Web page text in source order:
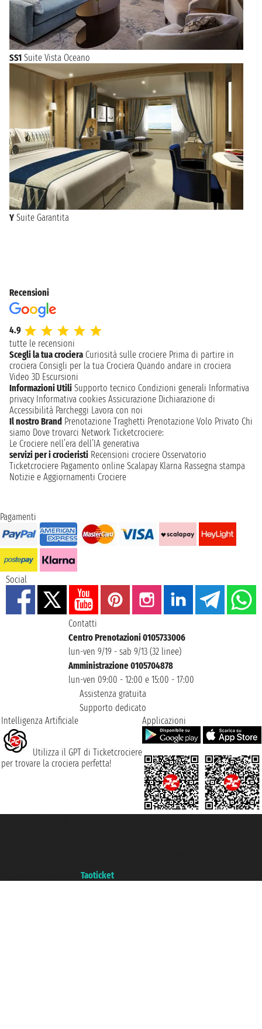
SS1 Suite Vista Oceano
Y Suite Garantita
Recensioni
4.9
tutte le recensioni
Scegli la tua crociera Curiosità sulle crociere Prima di partire in
crociera Consigli per la tua Crociera Quando andare in crociera
Video 3D Escursioni
Informazioni Utili Supporto tecnico Condizioni generali Informativa
privacy Informativa cookies Assicurazione Dichiarazione di
Accessibilità Parcheggi Lavora con noi
Il nostro Brand Prenotazione Traghetti Prenotazione Volo Privato Chi
siamo Dove trovarci Network Ticketcrociere:
Le Crociere nell’era dell’IA generativa
servizi per i crocieristi Recensioni crociere Osservatorio
Ticketcrociere Pagamento online Scalapay Klarna Rassegna stampa
Notizie e Aggiornamenti Crociere
Pagamenti
Social
Contatti
Centro Prenotazioni 0105733006
lun-ven 9/19 - sab 9/13 (32 linee)
Amministrazione 0105704878
lun-ven 09:00 - 12:00 e 15:00 - 17:00
Assistenza gratuita
Supporto dedicato
Intelligenza Artificiale
Utilizza il GPT di Ticketcrociere
per trovare la crociera perfetta!
Applicazioni
Taoticket